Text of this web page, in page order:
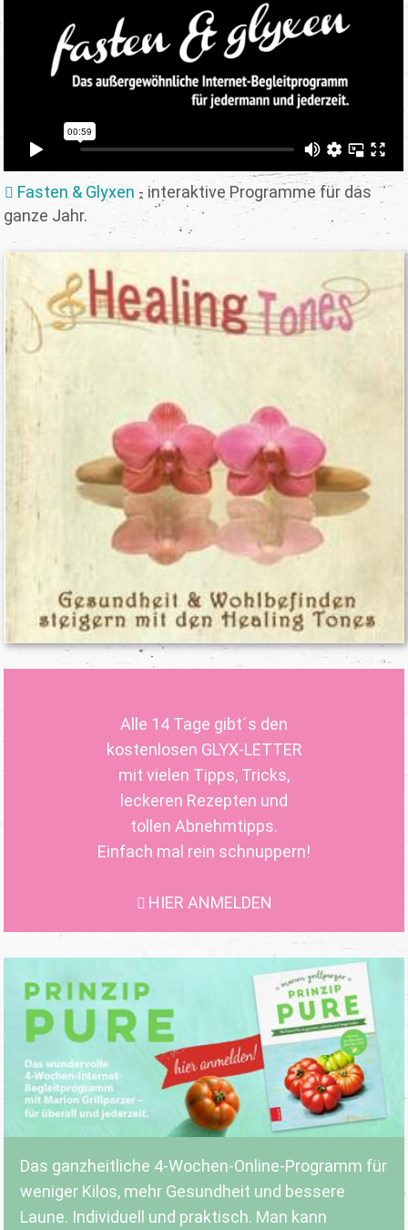
Fasten & Glyxen - interaktive Programme für das
ganze Jahr.
Alle 14 Tage gibt´s den
kostenlosen GLYX-LETTER
mit vielen Tipps, Tricks,
leckeren Rezepten und
tollen Abnehmtipps.
Einfach mal rein schnuppern!
HIER ANMELDEN
Das ganzheitliche 4-Wochen-Online-Programm für
weniger Kilos, mehr Gesundheit und bessere
Laune. Individuell und praktisch. Man kann